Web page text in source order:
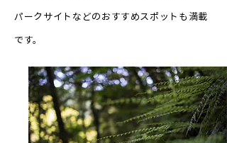
パークサイトなどのおすすめスポットも満載
です。